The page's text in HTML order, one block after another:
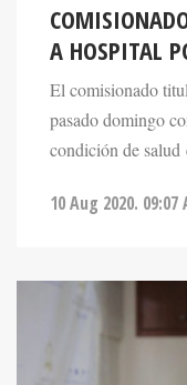
A HOSPITAL
El comisionado
pasado domingo
condición de salud
10 Aug 2020. 09:07